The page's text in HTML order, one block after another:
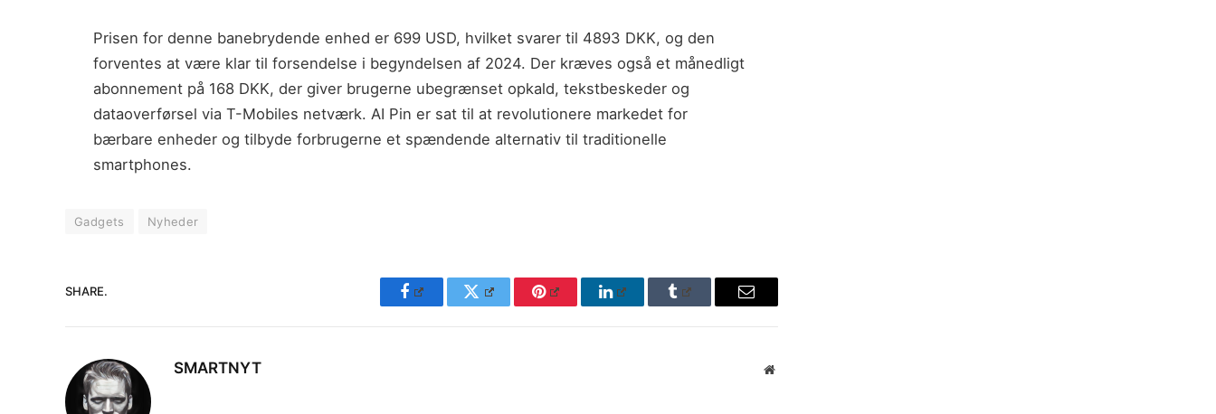
Prisen for denne banebrydende enhed er 699 USD, hvilket svarer til 4893 DKK, og den
forventes at være klar til forsendelse i begyndelsen af 2024. Der kræves også et månedligt
abonnement på 168 DKK, der giver brugerne ubegrænset opkald, tekstbeskeder og
dataoverførsel via T-Mobiles netværk. AI Pin er sat til at revolutionere markedet for
bærbare enheder og tilbyde forbrugerne et spændende alternativ til traditionelle
smartphones.
Gadgets Nyheder
SHARE.
Facebook Twitter Pinterest LinkedIn Tumblr Email
SMARTNYT Website